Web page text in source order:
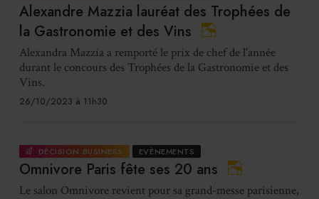
Alexandre Mazzia lauréat des Trophées de
la Gastronomie et des Vins
Alexandra Mazzia a remporté le prix de chef de l'année
durant le concours des Trophées de la Gastronomie et des
Vins.
26/10/2023 à 11h30
DÉCISION BUSINESS EVÈNEMENTS
Omnivore Paris fête ses 20 ans
Le salon Omnivore revient pour sa grand-messe parisienne,